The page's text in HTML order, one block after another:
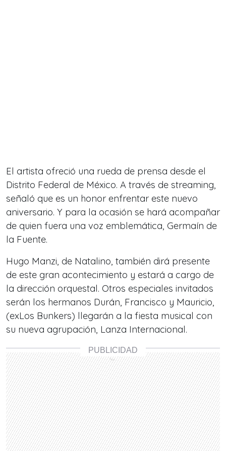
El artista ofreció una rueda de prensa desde el
Distrito Federal de México. A través de streaming,
señaló que es un honor enfrentar este nuevo
aniversario. Y para la ocasión se hará acompañar
de quien fuera una voz emblemática, Germaín de
la Fuente.
Hugo Manzi, de Natalino, también dirá presente
de este gran acontecimiento y estará a cargo de
la dirección orquestal. Otros especiales invitados
serán los hermanos Durán, Francisco y Mauricio,
(exLos Bunkers) llegarán a la fiesta musical con
su nueva agrupación, Lanza Internacional.